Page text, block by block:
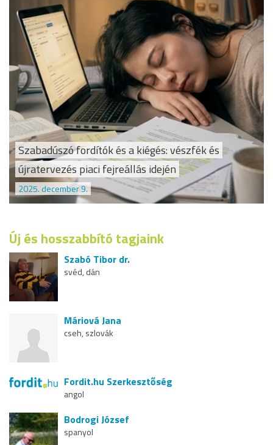
Szabadúszó fordítók és a kiégés: vészfék és
újratervezés piaci fejreállás idején
2025. december 9.
Új és hosszabbító tagjaink
Szabó Tibor dr.
svéd, dán
Máriová Jana
cseh, szlovák
Fordit.hu Szerkesztőség
angol
Bodrogi József
spanyol